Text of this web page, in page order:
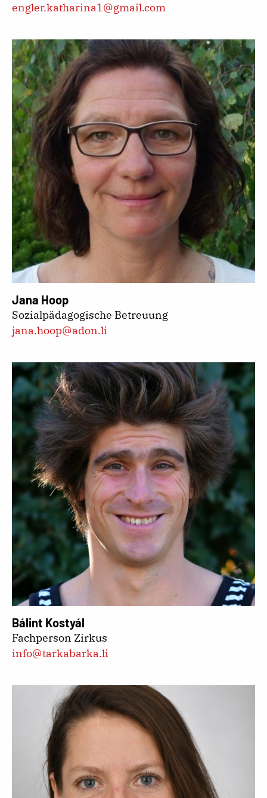
engler.katharina1@gmail.com
Jana Hoop
Sozialpädagogische Betreuung
jana.hoop@adon.li
Bálint Kostyál
Fachperson Zirkus
info@tarkabarka.li